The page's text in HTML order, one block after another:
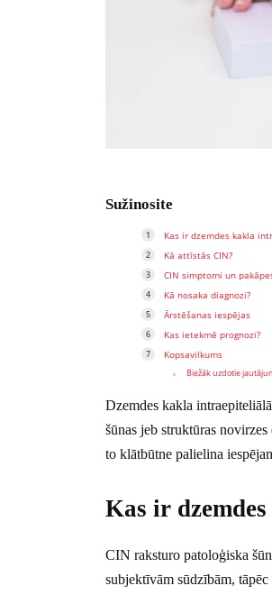
Sužinosite
Kas ir dzemdes kakla
Kā attīstās CIN?
CIN simptomi un
Kā nosaka diagnozi?
Ārstēšanas iespējas
Kas ietekmē prognozi?
Kopsavilkums
Biežāk uzdotie
Dzemdes kakla
šūnas jeb struktūras
to klātbūtne palielina
Kas ir
CIN raksturo patoloģiska
subjektīvām sūdzībām,